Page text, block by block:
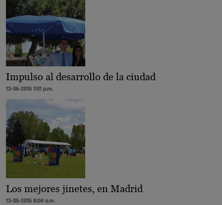
Impulso al desarrollo de la ciudad
13-06-2016 7:01 p.m.
Los mejores jinetes, en Madrid
13-05-2015 8:04 a.m.